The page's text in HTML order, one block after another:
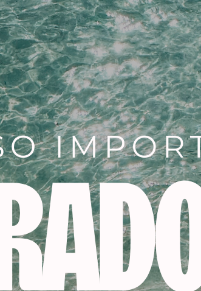
cabello
•Resultados de
•Brillo excelente
•Mejor retención
Mezcla
Añadir a la
SKU:2999
Categorías: